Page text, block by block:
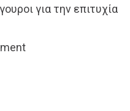
για την επιτυχία